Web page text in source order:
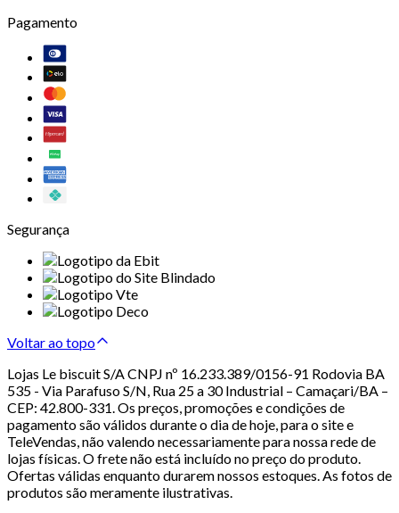
Pagamento
Segurança
Voltar ao topo
Lojas Le biscuit S/A CNPJ nº 16.233.389/0156-91 Rodovia BA
535 - Via Parafuso S/N, Rua 25 a 30 Industrial – Camaçari/BA –
CEP: 42.800-331. Os preços, promoções e condições de
pagamento são válidos durante o dia de hoje, para o site e
TeleVendas, não valendo necessariamente para nossa rede de
lojas físicas. O frete não está incluído no preço do produto.
Ofertas válidas enquanto durarem nossos estoques. As fotos de
produtos são meramente ilustrativas.